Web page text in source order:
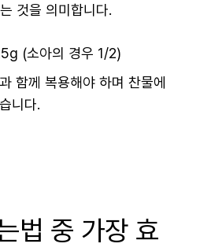
것을 의미합니다.
(소아의 경우 1/2)
함께 복용해야 하며 찬물에
니다.
법 중 가장 효